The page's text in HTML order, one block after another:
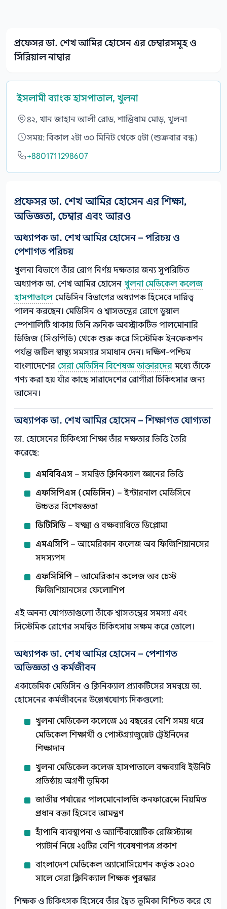
প্রফেসর ডা. শেখ আমির হোসেন এর চেম্বারসমূহ ও
সিরিয়াল নাম্বার
ইসলামী ব্যাংক হাসপাতাল, খুলনা
৪২, খান জাহান আলী রোড, শান্তিধাম মোড়, খুলনা
সময়: বিকাল ২টা ৩০ মিনিট থেকে ৫টা (শুক্রবার বন্ধ)
+8801711298607
প্রফেসর ডা. শেখ আমির হোসেন এর শিক্ষা,
অভিজ্ঞতা, চেম্বার এবং আরও
অধ্যাপক ডা. শেখ আমির হোসেন – পরিচয় ও
পেশাগত পরিচয়
খুলনা বিভাগে তাঁর রোগ নির্ণয় দক্ষতার জন্য সুপরিচিত
অধ্যাপক ডা. শেখ আমির হোসেন খুলনা মেডিকেল কলেজ
হাসপাতালে মেডিসিন বিভাগের অধ্যাপক হিসেবে দায়িত্ব
পালন করছেন। মেডিসিন ও শ্বাসতন্ত্রের রোগে ডুয়াল
স্পেশালিটি থাকায় তিনি ক্রনিক অবস্ট্রাকটিভ পালমোনারি
ডিজিজ (সিওপিডি) থেকে শুরু করে সিস্টেমিক ইনফেকশন
পর্যন্ত জটিল স্বাস্থ্য সমস্যার সমাধান দেন। দক্ষিণ-পশ্চিম
বাংলাদেশের সেরা মেডিসিন বিশেষজ্ঞ ডাক্তারদের মধ্যে তাঁকে
গণ্য করা হয় যাঁর কাছে সারাদেশের রোগীরা চিকিৎসার জন্য
আসেন।
অধ্যাপক ডা. শেখ আমির হোসেন – শিক্ষাগত যোগ্যতা
ডা. হোসেনের চিকিৎসা শিক্ষা তাঁর দক্ষতার ভিত্তি তৈরি
করেছে:
এমবিবিএস – সমন্বিত ক্লিনিক্যাল জ্ঞানের ভিত্তি
এফসিপিএস (মেডিসিন) – ইন্টারনাল মেডিসিনে
উচ্চতর বিশেষজ্ঞতা
ডিটিসিডি – যক্ষ্মা ও বক্ষব্যাধিতে ডিপ্লোমা
এমএসিপি– আমেরিকান কলেজ অব ফিজিশিয়ানসের
সদস্যপদ
এফসিসিপি– আমেরিকান কলেজ অব চেস্ট
ফিজিশিয়ানসের ফেলোশিপ
এই অনন্য যোগ্যতাগুলো তাঁকে শ্বাসতন্ত্রের সমস্যা এবং
সিস্টেমিক রোগের সমন্বিত চিকিৎসায় সক্ষম করে তোলে।
অধ্যাপক ডা. শেখ আমির হোসেন – পেশাগত
অভিজ্ঞতা ও কর্মজীবন
একাডেমিক মেডিসিন ও ক্লিনিক্যাল প্র্যাকটিসের সমন্বয়ে ডা.
হোসেনের কর্মজীবনের উল্লেখযোগ্য দিকগুলো:
খুলনা মেডিকেল কলেজে ১৫ বছরের বেশি সময় ধরে
মেডিকেল শিক্ষার্থী ও পোস্টগ্র্যাজুয়েট ট্রেইনিদের
শিক্ষাদান
খুলনা মেডিকেল কলেজ হাসপাতালে বক্ষব্যাধি ইউনিট
প্রতিষ্ঠায় অগ্রণী ভূমিকা
জাতীয় পর্যায়ের পালমোনোলজি কনফারেন্সে নিয়মিত
প্রধান বক্তা হিসেবে আমন্ত্রণ
হাঁপানি ব্যবস্থাপনা ও অ্যান্টিবায়োটিক রেজিস্ট্যান্স
প্যাটার্ন নিয়ে ২৫টির বেশি গবেষণাপত্র প্রকাশ
বাংলাদেশ মেডিকেল অ্যাসোসিয়েশন কর্তৃক ২০২০
সালে সেরা ক্লিনিক্যাল শিক্ষক পুরস্কার
শিক্ষক ও চিকিৎসক হিসেবে তাঁর দ্বৈত ভূমিকা নিশ্চিত করে যে